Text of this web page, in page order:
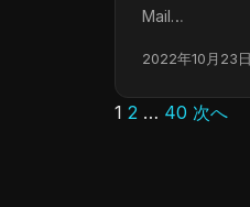
Mail…
2022年10月23日
投
1 2 … 40 次へ